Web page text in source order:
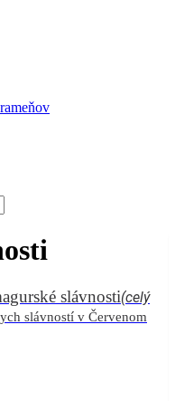
slávnosti(celý
slávností v Červenom